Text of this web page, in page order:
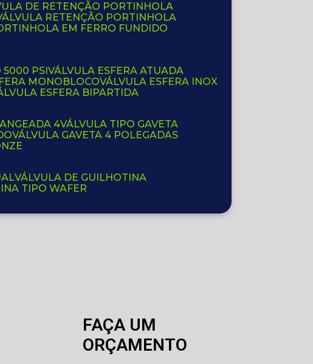
DE RETENÇÃO PORTINHOLA
VÁLVULA RETENÇÃO PORTINHOLA
EM FERRO FUNDIDO
5000 PSI VÁLVULA ESFERA ATUADA
MONOBLOCO VÁLVULA ESFERA INOX
ESFERA BIPARTIDA
4 VÁLVULA TIPO GAVETA
VÁLVULA GAVETA 4 POLEGADAS
VÁLVULA DE GUILHOTINA
TIPO WAFER
FAÇA UM
ORÇAMENTO